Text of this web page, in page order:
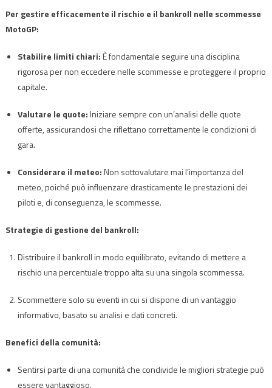
Per gestire efficacemente il rischio e il bankroll nelle scommesse
MotoGP:
Stabilire limiti chiari:È fondamentale seguire una disciplina
rigorosa per non eccedere nelle scommesse e proteggere il proprio
capitale.
Valutare le quote:Iniziare sempre con un’analisi delle quote
offerte, assicurandosi che riflettano correttamente le condizioni di
gara.
Considerare il meteo:Non sottovalutare mai l’importanza del
meteo, poiché può influenzare drasticamente le prestazioni dei
piloti e, di conseguenza, le scommesse.
Strategie di gestione del bankroll:
Distribuire il bankroll in modo equilibrato, evitando di mettere a
rischio una percentuale troppo alta su una singola scommessa.
Scommettere solo su eventi in cui si dispone di un vantaggio
informativo, basato su analisi e dati concreti.
Benefici della comunità:
Sentirsi parte di una comunità che condivide le migliori strategie può
essere vantaggioso.